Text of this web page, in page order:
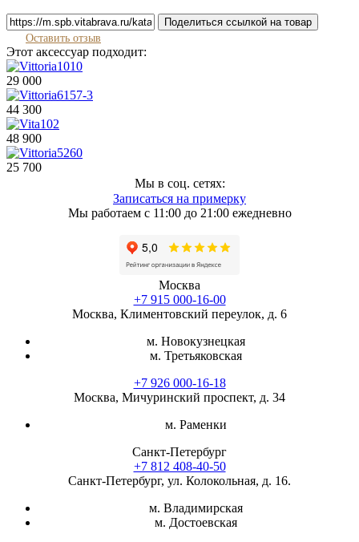
Поделиться ссылкой на товар
Оставить отзыв
Этот аксессуар подходит:
29 000
44 300
48 900
25 700
Мы в соц. сетях:
Записаться на примерку
Мы работаем с 11:00 до 21:00 ежедневно
Москва
+7 915 000-16-00
Москва, Климентовский переулок, д. 6
м. Новокузнецкая
м. Третьяковская
+7 926 000-16-18
Москва, Мичуринский проспект, д. 34
м. Раменки
Санкт-Петербург
+7 812 408-40-50
Санкт-Петербург, ул. Колокольная, д. 16.
м. Владимирская
м. Достоевская